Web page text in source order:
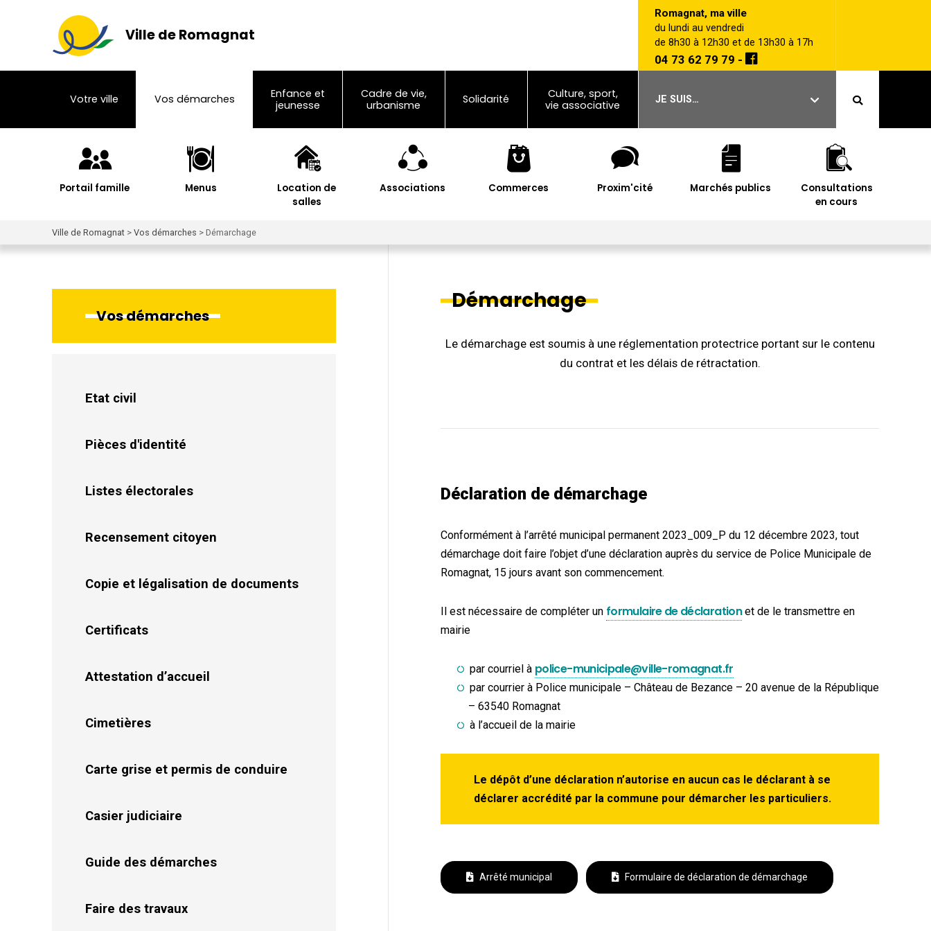
Ville de Romagnat
Votre ville Vos démarches
Enfance et
jeunesse
Cadre de vie,
urbanisme
Solidarité
Culture, sport,
vie associative
Romagnat, ma ville
du lundi au vendredi
de 8h30 à 12h30 et de 13h30 à 17h
04 73 62 79 79 -
JE SUIS…
Portail famille Menus
Location de
salles
Associations Commerces Proxim'cité Marchés publics
Consultations
en cours
Ville de Romagnat > Vos démarches > Démarchage
Démarchage
Le démarchage est soumis à une réglementation protectrice portant sur le contenu
du contrat et les délais de rétractation.
Déclaration de démarchage
Conformément à l’arrêté municipal permanent 2023_009_P du 12 décembre 2023, tout
démarchage doit faire l’objet d’une déclaration auprès du service de Police Municipale de
Romagnat, 15 jours avant son commencement.
Il est nécessaire de compléter un formulaire de déclarationet de le transmettre en
mairie
par courriel à police-municipale@ville-romagnat.fr
par courrier à Police municipale – Château de Bezance – 20 avenue de la République
– 63540 Romagnat
à l’accueil de la mairie
Le dépôt d’une déclaration n’autorise en aucun cas le déclarant à se
déclarer accrédité par la commune pour démarcher les particuliers.
Arrêté municipal Formulaire de déclaration de démarchage
Vos démarches
Etat civil
Pièces d'identité
Listes électorales
Recensement citoyen
Copie et légalisation de documents
Certificats
Attestation d’accueil
Cimetières
Carte grise et permis de conduire
Casier judiciaire
Guide des démarches
Faire des travaux